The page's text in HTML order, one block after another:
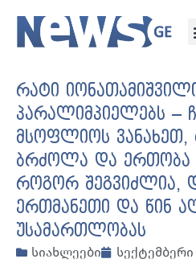
რატი
პარალიმპიელებს –
მსოფლიოს
ბრძოლა და ერთობა
როგორ შეგვიძლია,
ერთმანეთი და წინ
უსამართლობას
სიახლეები
სექტემბერი